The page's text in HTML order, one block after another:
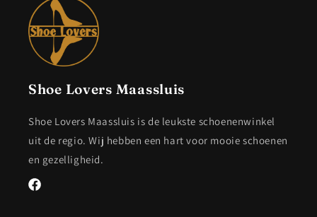
Shoe Lovers Maassluis
Shoe Lovers Maassluis is de leukste schoenenwinkel
uit de regio. Wij hebben een hart voor mooie schoenen
en gezelligheid.
Facebook